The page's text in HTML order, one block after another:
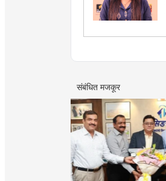
संबंधित मजकूर